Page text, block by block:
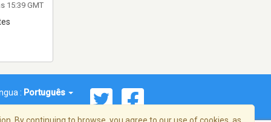
15:39 GMT
: Português